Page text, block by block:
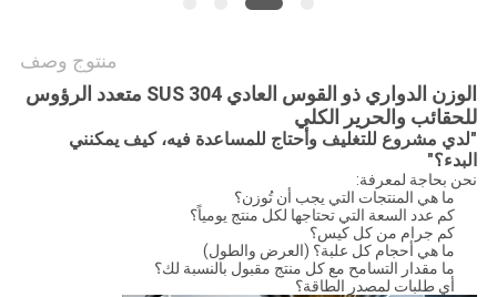
منتوج وصف
الوزن الدواري ذو القوس العادي SUS 304 متعدد الرؤوس
للحقائب والحرير الكلي
"لدي مشروع للتغليف وأحتاج للمساعدة فيه، كيف يمكنني
البدء؟"
نحن بحاجة لمعرفة:
ما هي المنتجات التي يجب أن تُوزن؟
كم عدد السعة التي تحتاجها لكل منتج يومياً؟
كم جرام من كل كيس؟
ما هي أحجام كل علبة؟ (العرض والطول)
ما مقدار التسامح مع كل منتج مقبول بالنسبة لك؟
أي طلبات لمصدر الطاقة؟